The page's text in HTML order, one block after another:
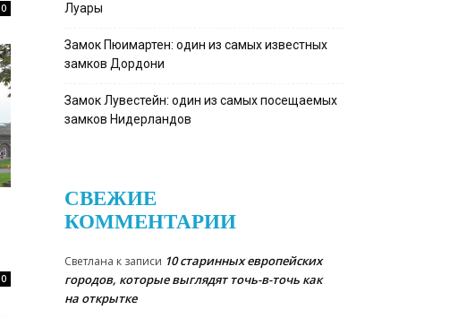
0
0
Луары
Замок Пюимартен: один из самых известных
замков Дордони
Замок Лувестейн: один из самых посещаемых
замков Нидерландов
СВЕЖИЕ
КОММЕНТАРИИ
Светлана к записи 10 старинных европейских
городов, которые выглядят точь-в-точь как
на открытке